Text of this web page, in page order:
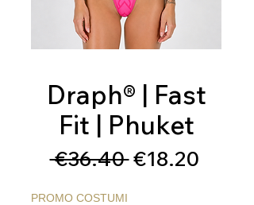
Draph® | Fast
Fit | Phuket
€36.40 Regular
€18.20Sale
PROMO COSTUMI